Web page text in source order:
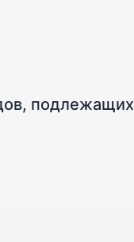
подлежащих